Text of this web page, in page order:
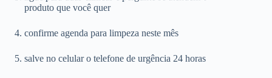
produto que você quer
confirme agenda para limpeza neste mês
salve no celular o telefone de urgência 24 horas